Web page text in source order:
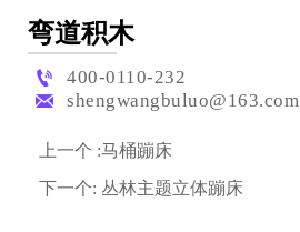
弯道积木
 400-0110-232
 shengwangbuluo@163.com
上一个 :马桶蹦床
下一个: 丛林主题立体蹦床